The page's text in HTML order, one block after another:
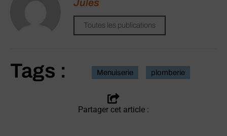
Jules
Toutes les publications
Tags : Menuiserie plomberie
Partager cet article :